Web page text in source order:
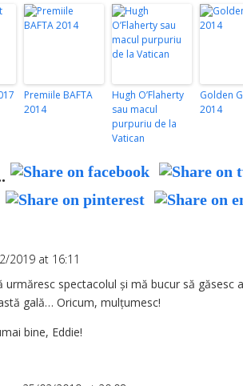
Premiile BAFTA
2014
Hugh O’Flaherty
sau macul
purpuriu de la
Vatican
Golden
2014
2019 at 16:11
urmăresc spectacolul și mă bucur să găsesc
gală… Oricum, mulțumesc!
bine, Eddie!